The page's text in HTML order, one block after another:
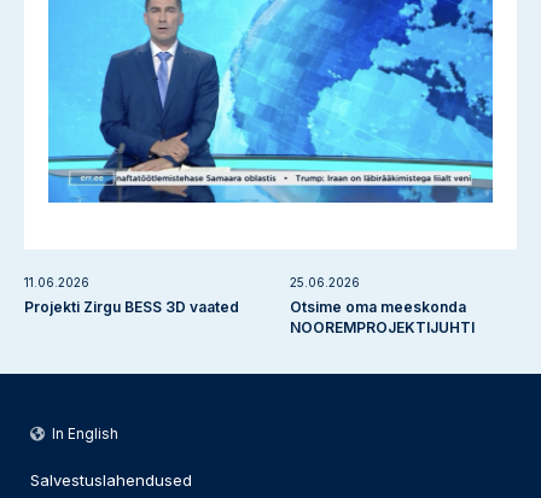
11.06.2026
Projekti Zirgu BESS 3D vaated
25.06.2026
Otsime oma meeskonda
NOOREMPROJEKTIJUHTI
In English
Salvestuslahendused